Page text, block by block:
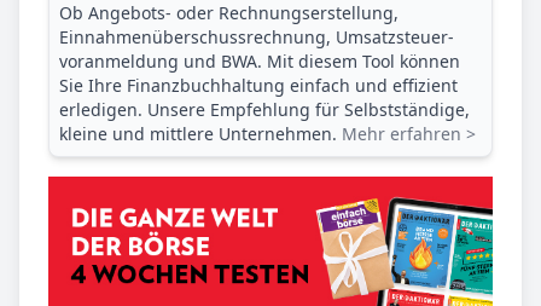
Ob Angebots- oder Rechnungserstellung,
Einnahmenüberschuss­rechnung, Umsatzsteuer­
voranmeldung und BWA. Mit diesem Tool können
Sie Ihre Finanz­buchhaltung einfach und effizient
erledigen. Unsere Empfehlung für Selbstständige,
kleine und mittlere Unternehmen. Mehr erfahren >